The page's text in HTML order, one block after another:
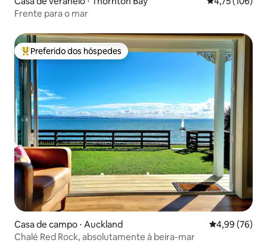
Frente para o mar
Entre os melhores preferidos dos hóspedes
Preferido dos hóspedes
Casa de campo ⋅ Auckland 4,99 de uma
4,99 (76)
Chalé Red Rock, absolutamente à beira-mar